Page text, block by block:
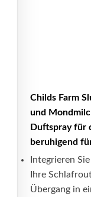
Childs Farm
und
Duftspray für
beruhigend
Integrieren
Ihre
Übergang in